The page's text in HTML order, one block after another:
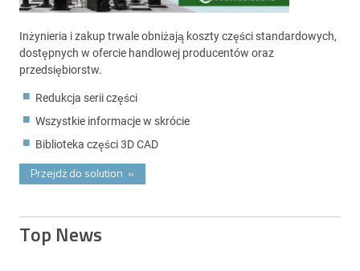
Inżynieria i zakup trwale obniżają koszty części standardowych,
dostępnych w ofercie handlowej producentów oraz
przedsiębiorstw.
Redukcja serii części
Wszystkie informacje w skrócie
Biblioteka części 3D CAD
Przejdż do solution »
Top News